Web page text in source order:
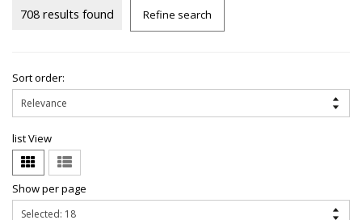
708 results found Refine search
Sort order:
list View
Show per page